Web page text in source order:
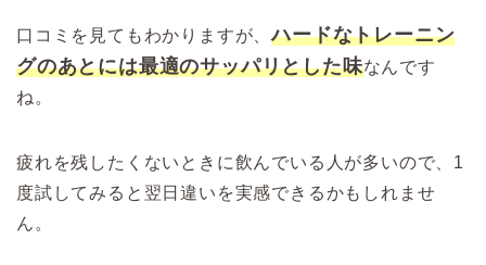
口コミを見てもわかりますが、ハードなトレーニン
グのあとには最適のサッパリとした味なんです
ね。
疲れを残したくないときに飲んでいる人が多いので、1
度試してみると翌日違いを実感できるかもしれませ
ん。